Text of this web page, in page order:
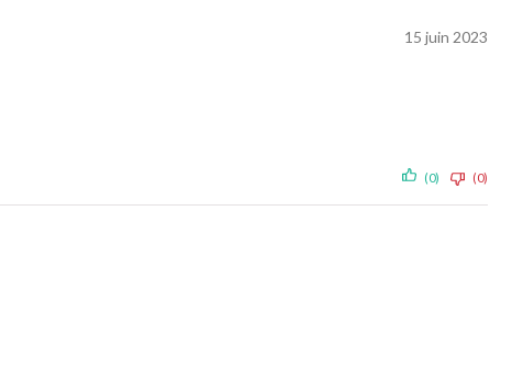
15 juin 2023
(0) (0)